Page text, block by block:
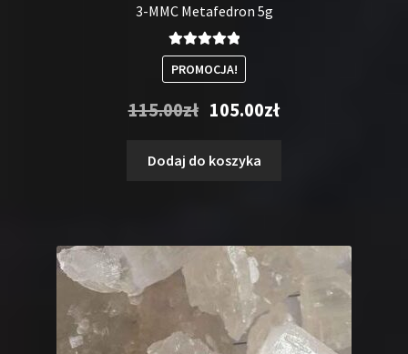
3-MMC Metafedron 5g
Oceniono
5.00na 5
PROMOCJA!
115.00zł Pierwotna
115.00zł.
105.00złAktualna
Dodaj do koszyka